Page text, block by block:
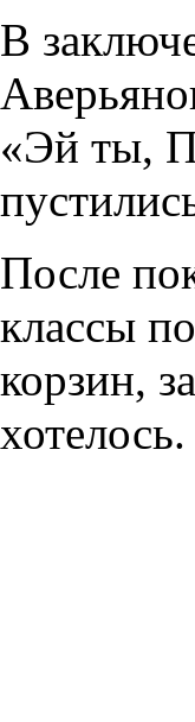
В
«Эй ты,
После
классы
корзин,
хотелось.